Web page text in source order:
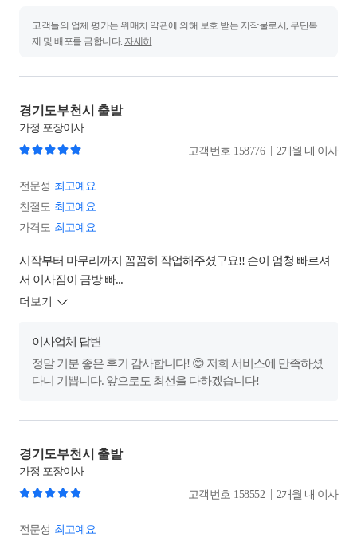
고객들의 업체 평가는 위매치 약관에 의해 보호 받는 저작물로서, 무단복
제 및 배포를 금합니다. 자세히
경기도부천시 출발
가정 포장이사
고객번호 158776 2개월 내 이사
전문성 최고예요
친절도 최고예요
가격도 최고예요
시작부터 마무리까지 꼼꼼히 작업해주셨구요!! 손이 엄청 빠르셔
서 이사짐이 금방 빠...
더보기
이사업체 답변
정말 기분 좋은 후기 감사합니다! 😊 저희 서비스에 만족하셨
다니 기쁩니다. 앞으로도 최선을 다하겠습니다!
경기도부천시 출발
가정 포장이사
고객번호 158552 2개월 내 이사
전문성 최고예요